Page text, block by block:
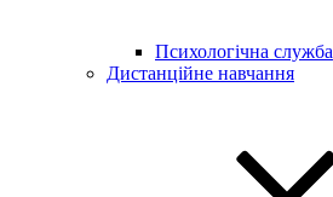
Психологічна служба
Дистанційне навчання